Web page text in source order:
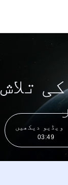
کی تلاش
ویڈیو دیکھیں
03:49